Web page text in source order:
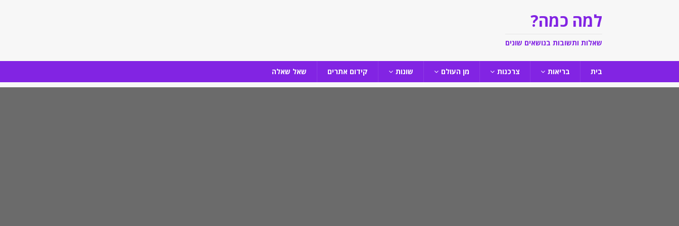
למה כמה?
שאלות ותשובות בנושאים שונים
בית בריאות צרכנות מן העולם שונות קידום אתרים שאל שאלה